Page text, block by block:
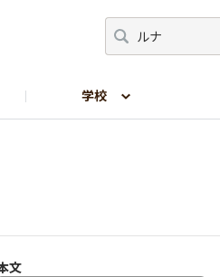
学校
文